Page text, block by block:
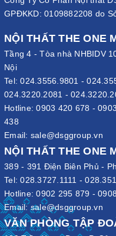
GPĐKKD: 0109882208 do
NỘI THẤT THE ONE
Tầng 4 - Tòa nhà NHBIDV
Nội
Tel:024.3556.9801 -
024.3220.2081 -
Hotline:0903 420 678 -
438
Email: sale@dsggroup.vn
NỘI THẤT THE ONE
389 - 391 Điện Biên Phủ -
Tel:028.3727.1111 -
Hotline:0902 295 879 -
Email:sale@dsggroup.vn
VĂN PHÒNG TẬP